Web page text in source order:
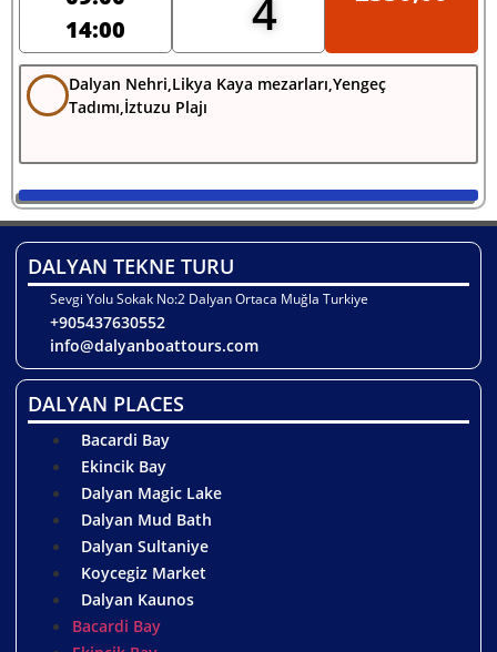
14:00
4
Dalyan Nehri,Likya Kaya mezarları,Yengeç
Tadımı,İztuzu Plajı
DALYAN TEKNE TURU
Sevgi Yolu Sokak No:2 Dalyan Ortaca Muğla Turkiye
+905437630552
info@dalyanboattours.com
DALYAN PLACES
Bacardi Bay
Ekincik Bay
Dalyan Magic Lake
Dalyan Mud Bath
Dalyan Sultaniye
Koycegiz Market
Dalyan Kaunos
Bacardi Bay